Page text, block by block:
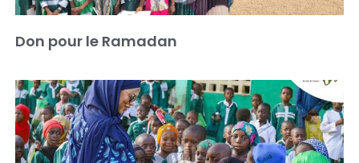
Don pour le Ramadan